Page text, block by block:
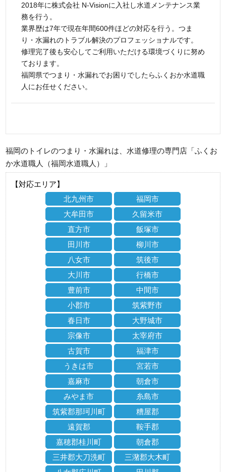
2018年に株式会社 N-Visionに入社し水道メンテナンス業
務を行う。
業界歴は7年で現在年間600件ほどの対応を行う。つま
り・水漏れのトラブル解決のプロフェッショナルです。
修理完了後も安心してご利用いただける環境づくりに努め
ております。
福岡県でつまり・水漏れでお困りでしたらふくおか水道職
人にお任せください。
福岡のトイレのつまり・水漏れは、水道修理の専門店「ふくお
か水道職人（福岡水道職人）」
【対応エリア】
北九州市
福岡市
大牟田市
久留米市
直方市
飯塚市
田川市
柳川市
八女市
筑後市
大川市
行橋市
豊前市
中間市
小郡市
筑紫野市
春日市
大野城市
宗像市
太宰府市
古賀市
福津市
うきは市
宮若市
嘉麻市
朝倉市
みやま市
糸島市
筑紫郡那珂川町
糟屋郡
遠賀郡
鞍手郡
嘉穂郡桂川町
朝倉郡
三井郡大刀洗町
三潴郡大木町